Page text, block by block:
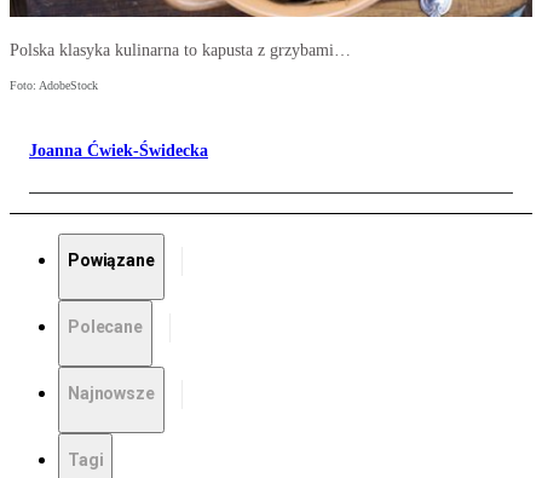
Polska klasyka kulinarna to kapusta z grzybami…
Foto: AdobeStock
Joanna Ćwiek-Świdecka
Powiązane
Polecane
Najnowsze
Tagi